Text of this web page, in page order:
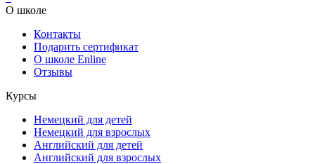
О школе
Контакты
Подарить сертификат
О школе Enline
Отзывы
Курсы
Немецкий для детей
Немецкий для взрослых
Английский для детей
Английский для взрослых